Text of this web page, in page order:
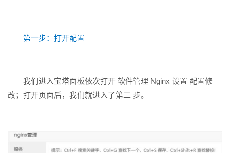
第一步：打开配置
我们进入宝塔面板依次打开 软件管理 Nginx 设置 配置修
改；打开页面后，我们就进入了第二 步。